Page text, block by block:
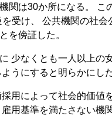
関は30か所になる。 こ
受け、 公共機関の社会
を傍証した。
少なくとも一人以上の
うにすると明らかにした
用によって社会的価値
用基準を満たさない機